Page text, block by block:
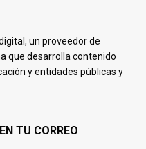
un proveedor de
que desarrolla contenido
y entidades públicas y
TU CORREO